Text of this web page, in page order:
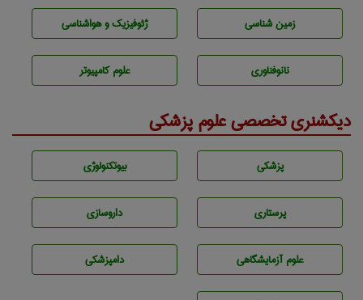
زمين شناسی ژئوفيزيك و هواشناسی
نانوفناوری علوم کامپیوتر
دیکشنری تخصصی علوم پزشکی
پزشكی بيوتكنولوژی
پرستاری داروسازی
علوم آزمايشگاهی دامپزشكی